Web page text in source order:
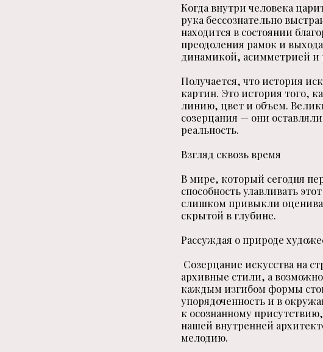
Когда внутри человека
рука бессознательно
находится в состоянии
преодоления рамок и
динамикой, асимметрией
Получается, что история
картин. Это история того,
линию, цвет и объем.
созерцания — они
реальность.
Взгляд сквозь время
В мире, который сегодня
способность улавливать
слишком привыкли
скрытой в глубине.
Рассуждая о природе
Созерцание искусства на
архивные стили, а
каждым изгибом формы
упорядоченность и в
к осознанному
нашей внутренней
мелодию.